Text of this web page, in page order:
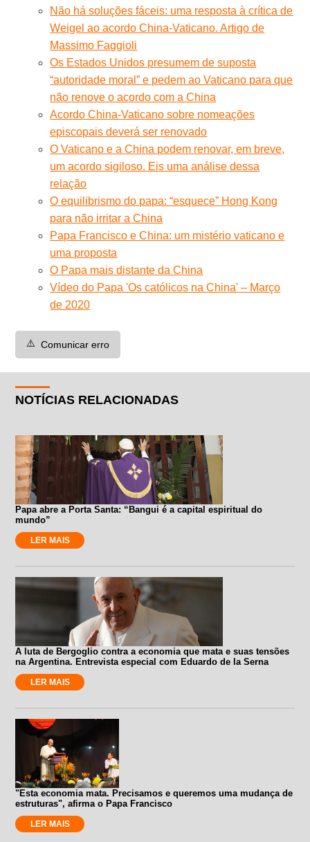
Não há soluções fáceis: uma resposta à crítica de
Weigel ao acordo China-Vaticano. Artigo de
Massimo Faggioli
Os Estados Unidos presumem de suposta
“autoridade moral” e pedem ao Vaticano para que
não renove o acordo com a China
Acordo China-Vaticano sobre nomeações
episcopais deverá ser renovado
O Vaticano e a China podem renovar, em breve,
um acordo sigiloso. Eis uma análise dessa
relação
O equilibrismo do papa: “esquece” Hong Kong
para não irritar a China
Papa Francisco e China: um mistério vaticano e
uma proposta
O Papa mais distante da China
Vídeo do Papa 'Os católicos na China' – Março
de 2020
⚠️ Comunicar erro
NOTÍCIAS RELACIONADAS
Papa abre a Porta Santa: “Bangui é a capital espiritual do
mundo”
LER MAIS
A luta de Bergoglio contra a economia que mata e suas tensões
na Argentina. Entrevista especial com Eduardo de la Serna
LER MAIS
"Esta economia mata. Precisamos e queremos uma mudança de
estruturas", afirma o Papa Francisco
LER MAIS